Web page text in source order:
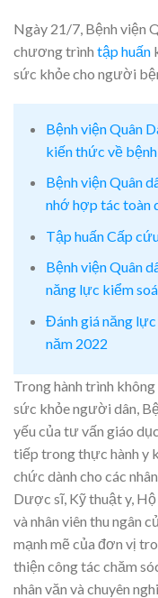
Ngày 21/7, Bệnh viện
chương trình tập huấn
sức khỏe cho người
Bệnh viện Quân
kiến thức về
Bệnh viện Quân
nhớ hợp tác toàn
Tập huấn Cấp
Bệnh viện Quân
năng lực kiểm
Đánh giá năng
năm 2022
Trong hành trình
sức khỏe người dân,
yếu của tư vấn giáo
tiếp trong thực hành y
chức dành cho các
Dược sĩ, Kỹ thuật y, Hộ
và nhân viên thu ngân
mạnh mẽ của đơn vị
thiện công tác chăm
nhân văn và chuyên